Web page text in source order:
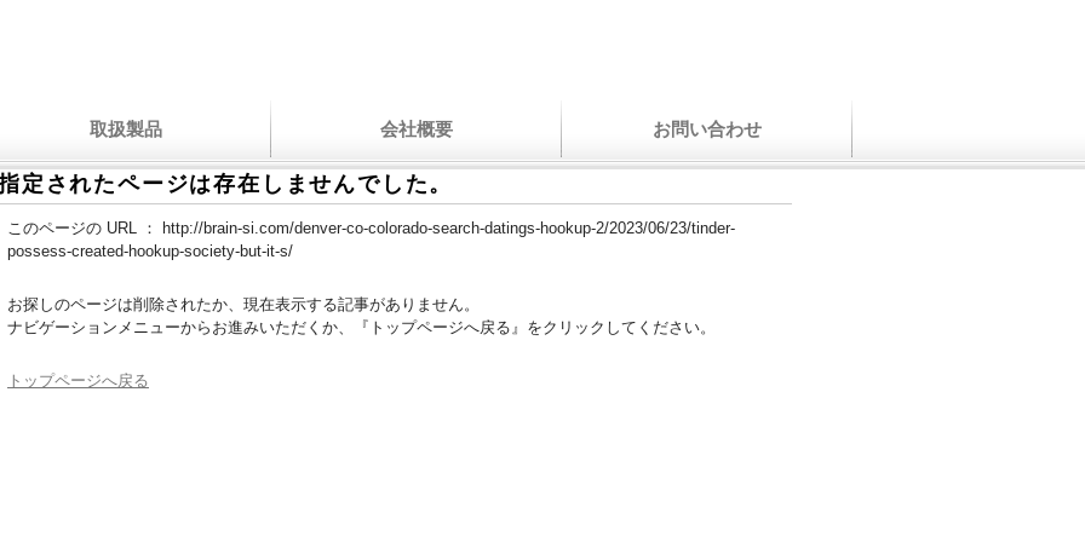
取扱製品 会社概要 お問い合わせ
定されたページは存在しませんでした。
このページの URL ：
http://brain-si.com/denver-co-colorado-search-datings-hookup-2/2023/06/23/tinder-
possess-created-hookup-society-but-it-s/
お探しのページは削除されたか、現在表示する記事がありません。
ナビゲーションメニューからお進みいただくか、『トップページへ戻る』をクリックしてください。
トップページへ戻る